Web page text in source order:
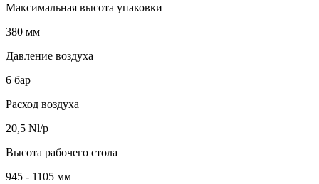
Максимальная высота упаковки
380 мм
Давление воздуха
6 бар
Расход воздуха
20,5 Nl/p
Высота рабочего стола
945 - 1105 мм